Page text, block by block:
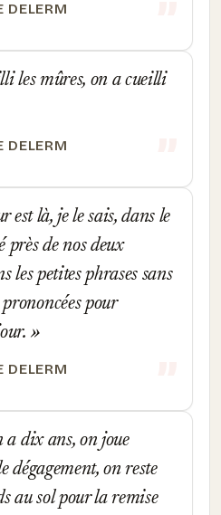
DELERM
les mûres, on a cueilli
DELERM
est là, je le sais, dans le
près de nos deux
les petites phrases sans
pour
DELERM
dix ans, on joue
dégagement, on reste
au sol pour la remise